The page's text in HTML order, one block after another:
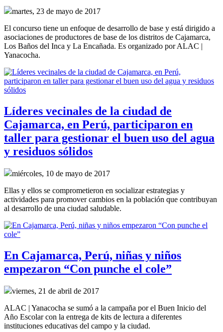
martes, 23 de mayo de 2017
El concurso tiene un enfoque de desarrollo de base y está dirigido a
asociaciones de productores de base de los distritos de Cajamarca,
Los Baños del Inca y La Encañada. Es organizado por ALAC |
Yanacocha.
Líderes vecinales de la ciudad de
Cajamarca, en Perú, participaron en
taller para gestionar el buen uso del agua
y residuos sólidos
miércoles, 10 de mayo de 2017
Ellas y ellos se comprometieron en socializar estrategias y
actividades para promover cambios en la población que contribuyan
al desarrollo de una ciudad saludable.
En Cajamarca, Perú, niñas y niños
empezaron “Con punche el cole”
viernes, 21 de abril de 2017
ALAC | Yanacocha se sumó a la campaña por el Buen Inicio del
Año Escolar con la entrega de kits de lectura a diferentes
instituciones educativas del campo y la ciudad.